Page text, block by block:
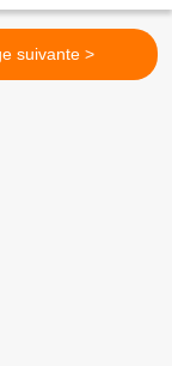
suivante >